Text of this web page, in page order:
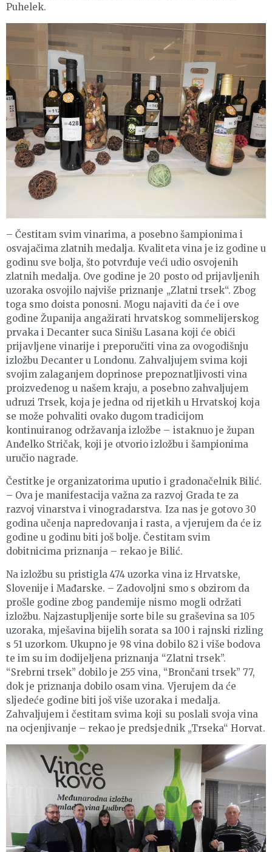
Puhelek.
– Čestitam svim vinarima, a posebno šampionima i
osvajačima zlatnih medalja. Kvaliteta vina je iz godine u
godinu sve bolja, što potvrđuje veći udio osvojenih
zlatnih medalja. Ove godine je 20 posto od prijavljenih
uzoraka osvojilo najviše priznanje „Zlatni trsek“. Zbog
toga smo doista ponosni. Mogu najaviti da će i ove
godine Županija angažirati hrvatskog sommelijerskog
prvaka i Decanter suca Sinišu Lasana koji će obići
prijavljene vinarije i preporučiti vina za ovogodišnju
izložbu Decanter u Londonu. Zahvaljujem svima koji
svojim zalaganjem doprinose prepoznatljivosti vina
proizvedenog u našem kraju, a posebno zahvaljujem
udruzi Trsek, koja je jedna od rijetkih u Hrvatskoj koja
se može pohvaliti ovako dugom tradicijom
kontinuiranog održavanja izložbe – istaknuo je župan
Anđelko Stričak, koji je otvorio izložbu i šampionima
uručio nagrade.
Čestitke je organizatorima uputio i gradonačelnik Bilić.
– Ova je manifestacija važna za razvoj Grada te za
razvoj vinarstva i vinogradarstva. Iza nas je gotovo 30
godina učenja napredovanja i rasta, a vjerujem da će iz
godine u godinu biti još bolje. Čestitam svim
dobitnicima priznanja – rekao je Bilić.
Na izložbu su pristigla 474 uzorka vina iz Hrvatske,
Slovenije i Mađarske. – Zadovoljni smo s obzirom da
prošle godine zbog pandemije nismo mogli održati
izložbu. Najzastupljenije sorte bile su graševina sa 105
uzoraka, mješavina bijelih sorata sa 100 i rajnski rizling
s 51 uzorkom. Ukupno je 98 vina dobilo 82 i više bodova
te im su im dodijeljena priznanja “Zlatni trsek”.
“Srebrni trsek” dobilo je 255 vina, “Brončani trsek” 77,
dok je priznanja dobilo osam vina. Vjerujem da će
sljedeće godine biti još više uzoraka i medalja.
Zahvaljujem i čestitam svima koji su poslali svoja vina
na ocjenjivanje – rekao je predsjednik „Trseka“ Horvat.